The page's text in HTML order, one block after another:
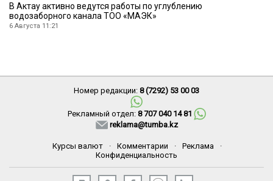
В Актау активно ведутся работы по углублению
водозаборного канала ТОО «МАЭК»
6 Августа 11:21
Номер редакции: 8 (7292) 53 00 03
Рекламный отдел: 8 707 040 14 81
reklama@tumba.kz
Курсы валют · Комментарии · Реклама
·
Конфиденциальность